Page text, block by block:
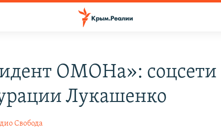
ОМОНа»: соцсети
Лукашенко
Свобода